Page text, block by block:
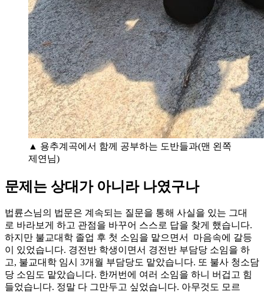
▲ 용추계곡에서 함께 공부하는 도반들과(맨 왼쪽
제연님)
문제는 상대가 아니라 나였구나
법륜스님의 법문은 계속되는 질문을 통해 사실을 있는 그대
로 바라보게 하고 관점을 바꾸어 스스로 답을 찾게 했습니다.
하지만 불교대학 졸업 후 첫 소임을 맡으면서 마음속에 갈등
이 있었습니다. 경전반 학생이면서 경전반 부담당 소임을 하
고, 불교대학 임시 3개월 부담당도 맡았습니다. 또 불사 청소담
당 소임도 맡았습니다. 한꺼번에 여러 소임을 하니 버겁고 힘
들었습니다. 정말 다 그만두고 싶었습니다. 아무것도 모르